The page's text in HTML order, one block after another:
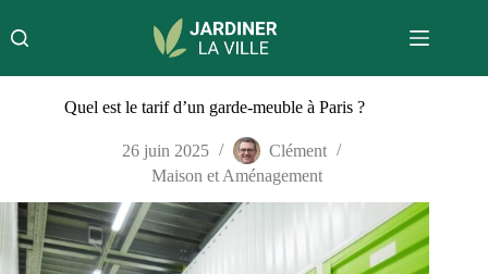
au
contenu
Quel est le tarif d’un garde-meuble à Paris ?
26 juin 2025
Clément
Maison et Aménagement